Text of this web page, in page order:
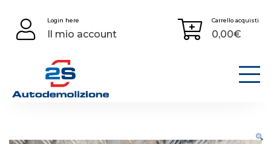
content
Login here
Il mio account
Carrello acquisti
0,00€